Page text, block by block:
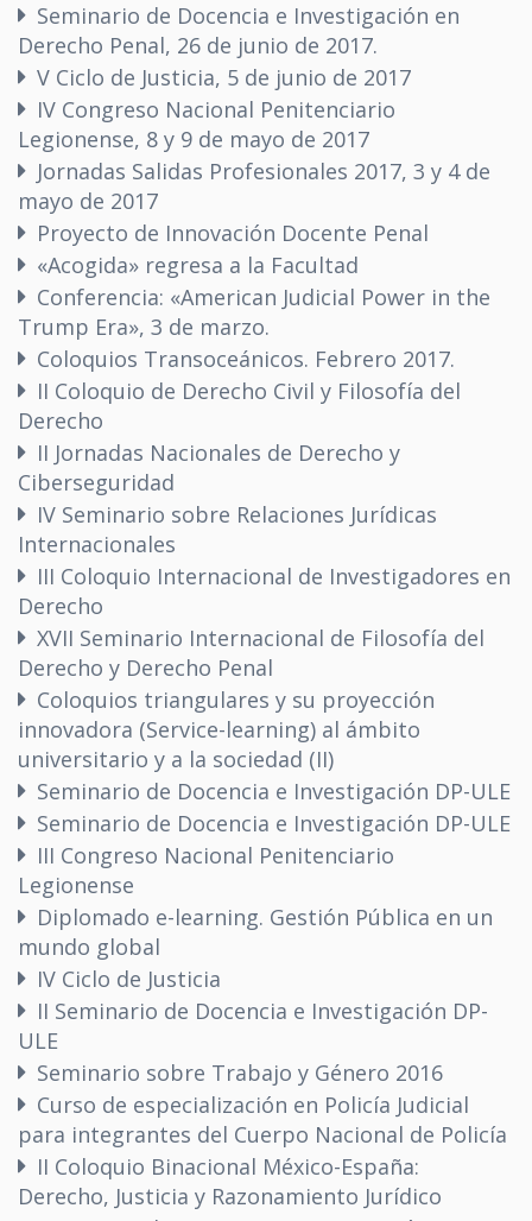
Seminario de Docencia e Investigación en
Derecho Penal, 26 de junio de 2017.
V Ciclo de Justicia, 5 de junio de 2017
IV Congreso Nacional Penitenciario
Legionense, 8 y 9 de mayo de 2017
Jornadas Salidas Profesionales 2017, 3 y 4 de
mayo de 2017
Proyecto de Innovación Docente Penal
«Acogida» regresa a la Facultad
Conferencia: «American Judicial Power in the
Trump Era», 3 de marzo.
Coloquios Transoceánicos. Febrero 2017.
II Coloquio de Derecho Civil y Filosofía del
Derecho
II Jornadas Nacionales de Derecho y
Ciberseguridad
IV Seminario sobre Relaciones Jurídicas
Internacionales
III Coloquio Internacional de Investigadores en
Derecho
XVII Seminario Internacional de Filosofía del
Derecho y Derecho Penal
Coloquios triangulares y su proyección
innovadora (Service-learning) al ámbito
universitario y a la sociedad (II)
Seminario de Docencia e Investigación DP-ULE
Seminario de Docencia e Investigación DP-ULE
III Congreso Nacional Penitenciario
Legionense
Diplomado e-learning. Gestión Pública en un
mundo global
IV Ciclo de Justicia
II Seminario de Docencia e Investigación DP-
ULE
Seminario sobre Trabajo y Género 2016
Curso de especialización en Policía Judicial
para integrantes del Cuerpo Nacional de Policía
II Coloquio Binacional México-España:
Derecho, Justicia y Razonamiento Jurídico